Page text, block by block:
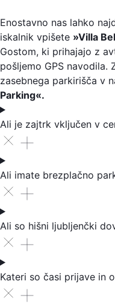
Enostavno nas lahko
iskalnik vpišete »Villa
Gostom, ki prihajajo z
pošljemo GPS navodila.
zasebnega parkirišča v
Parking«.
Ali je zajtrk vključen v
Ali imate brezplačno
Ali so hišni ljubljenčki
Kateri so časi prijave in